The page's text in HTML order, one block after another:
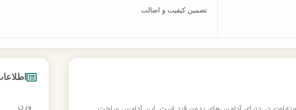
تضمین کیفیت و اصالت
وزن